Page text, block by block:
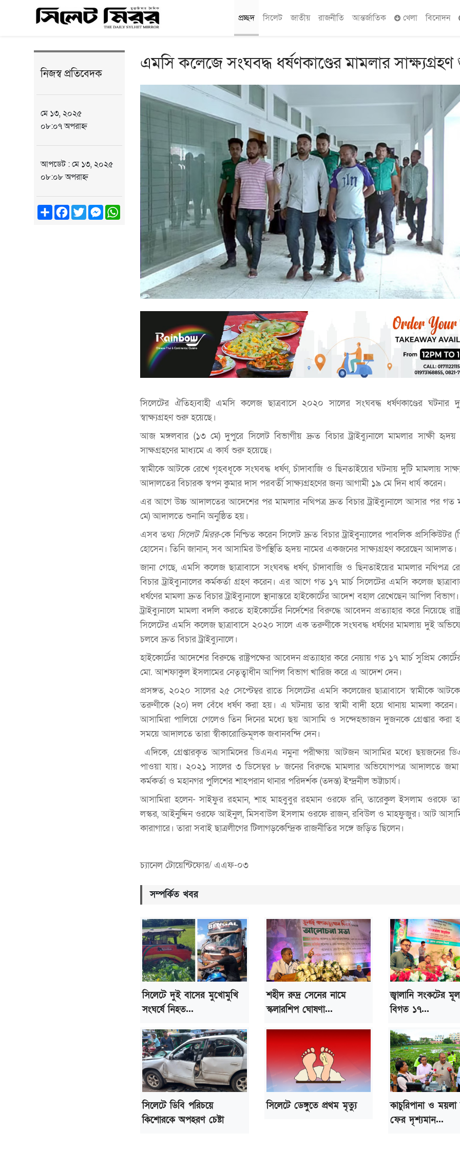
প্রচ্ছদ সিলেট জাতীয় রাজনীতি আন্তর্জাতিক খেলা বিনোদন
নিজস্ব প্রতিবেদক
মে ১৩, ২০২৫
০৮:০৭ অপরাহ্ন
আপডেট : মে ১৩, ২০২৫
০৮:০৮ অপরাহ্ন
ShareFacebook
TwitterMessengerWhatsApp
এমসি কলেজে সংঘবদ্ধ ধর্ষণকাণ্ডের মামলার
সিলেটের ঐতিহ্যবাহী এমসি কলেজ ছাত্রবাসে ২০২০ সালের সংঘবদ্ধ ধর্ষণকাণ্ডের ঘটনার
স্বাক্ষ্যগ্রহণ শুরু হয়েছে।
আজ মঙ্গলবার (১৩ মে) দুপুরে সিলেট বিভাগীয় দ্রুত বিচার ট্রাইব্যুনালে মামলার সাক্ষী
সাক্ষগ্রহণের মাধ্যমে এ কার্য শুরু হয়েছে।
স্বামীকে আটকে রেখে গৃহবধূকে সংঘবদ্ধ ধর্ষণ, চাঁদাবাজি ও ছিনতাইয়ের ঘটনায় দুটি মামলায়
আদালতের বিচারক স্বপন কুমার দাস পরবর্তী সাক্ষ্যগ্রহণের জন্য আগামী ১৯ মে দিন ধার্য করেন।
এর আগে উচ্চ আদালতের আদেশের পর মামলার নথিপত্র দ্রুত বিচার ট্রাইব্যুনালে আসার পর গত
মে) আদালতে শুনানি অনুষ্ঠিত হয়।
এসব তথ্য সিলেট মিরর-কে নিশ্চিত করেন সিলেট দ্রুত বিচার ট্রাইবুন্যালের পাবলিক
হোসেন। তিনি জানান, সব আসামির উপস্থিতি হৃদয় নামের একজনের সাক্ষ্যগ্রহণ করেছেন আদালত।
জানা গেছে, এমসি কলেজ ছাত্রাবাসে সংঘবদ্ধ ধর্ষণ, চাঁদাবাজি ও ছিনতাইয়ের মামলার নথিপত্র
বিচার ট্রাইব্যুনালের কর্মকর্তা গ্রহণ করেন। এর আগে গত ১৭ মার্চ সিলেটের এমসি কলেজ
ধর্ষণের মামলা দ্রুত বিচার ট্রাইব্যুনালে স্থানান্তরে হাইকোর্টের আদেশ বহাল রেখেছেন আপিল
ট্রাইব্যুনালে মামলা বদলি করতে হাইকোর্টের নির্দেশের বিরুদ্ধে আবেদন প্রত্যাহার করে নিয়েছে
সিলেটের এমসি কলেজ ছাত্রাবাসে ২০২০ সালে এক তরুণীকে সংঘবদ্ধ ধর্ষণের মামলায় দুই
চলবে দ্রুত বিচার ট্রাইব্যুনালে।
হাইকোর্টের আদেশের বিরুদ্ধে রাষ্ট্রপক্ষের আবেদন প্রত্যাহার করে নেয়ায় গত ১৭ মার্চ সুপ্রিম
মো. আশফাকুল ইসলামের নেতৃত্বাধীন আপিল বিভাগ খারিজ করে এ আদেশ দেন।
প্রসঙ্গত, ২০২০ সালের ২৫ সেপ্টেম্বর রাতে সিলেটের এমসি কলেজের ছাত্রাবাসে স্বামীকে
তরুণীকে (২০) দল বেঁধে ধর্ষণ করা হয়। এ ঘটনায় তার স্বামী বাদী হয়ে থানায় মামলা
আসামিরা পালিয়ে গেলেও তিন দিনের মধ্যে ছয় আসামি ও সন্দেহভাজন দুজনকে গ্রেপ্তার করা
সময়ে আদালতে তারা স্বীকারোক্তিমূলক জবানবন্দি দেন।
এদিকে, গ্রেপ্তারকৃত আসামিদের ডিএনএ নমুনা পরীক্ষায় আটজন আসামির মধ্যে ছয়জনের
পাওয়া যায়। ২০২১ সালের ৩ ডিসেম্বর ৮ জনের বিরুদ্ধে মামলার অভিযোগপত্র আদালতে
কর্মকর্তা ও মহানগর পুলিশের শাহপরান থানার পরিদর্শক (তদন্ত) ইন্দ্রনীল ভট্টাচার্য।
আসামিরা হলেন- সাইফুর রহমান, শাহ মাহবুবুর রহমান ওরফে রনি, তারেকুল ইসলাম ওরফে
লস্কর, আইনুদ্দিন ওরফে আইনুল, মিসবাউল ইসলাম ওরফে রাজন, রবিউল ও মাহফুজুর। আট
কারাগারে। তারা সবাই ছাত্রলীগের টিলাগড়কেন্দ্রিক রাজনীতির সঙ্গে জড়িত ছিলেন।
চ্যানেল টোয়েন্টিফোর/ এএফ-০৩
সম্পর্কিত খবর
সিলেটে দুই বাসের মুখোমুখি
সংঘর্ষে নিহত...
শহীদ রুদ্র সেনের নামে
স্কলারশিপ ঘোষণা...
জ্বালানি সংকটের
বিগত ১৭...
সিলেটে ডিবি পরিচয়ে
কিশোরকে অপহরণ চেষ্টা
সিলেটে ডেঙ্গুতে প্রথম মৃত্যু
কাচুরিপানা ও
ফের দৃশ্যমান...